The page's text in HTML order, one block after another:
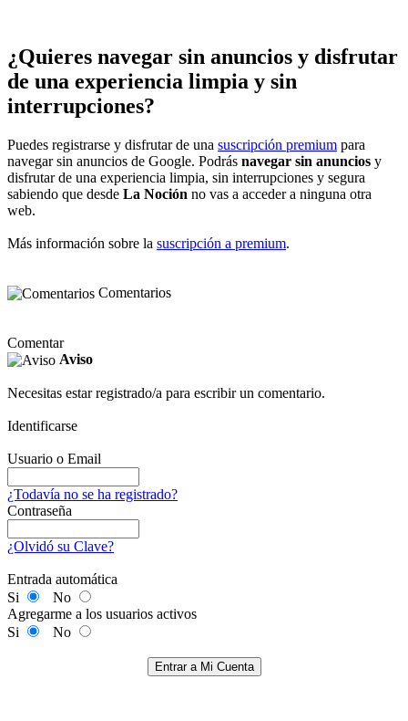
¿Quieres navegar sin anuncios y disfrutar
de una experiencia limpia y sin
interrupciones?
Puedes registrarse y disfrutar de una suscripción premium para
navegar sin anuncios de Google. Podrás navegar sin anuncios y
disfrutar de una experiencia limpia, sin interrupciones y segura
sabiendo que desde La Noción no vas a acceder a ninguna otra
web.
Más información sobre la suscripción a premium.
Comentarios
Comentar
Aviso
Necesitas estar registrado/a para escribir un comentario.
Identificarse
Usuario o Email
¿Todavía no se ha registrado?
Contraseña
¿Olvidó su Clave?
Entrada automática
Si
No
Agregarme a los usuarios activos
Si
No
Entrar a Mi Cuenta